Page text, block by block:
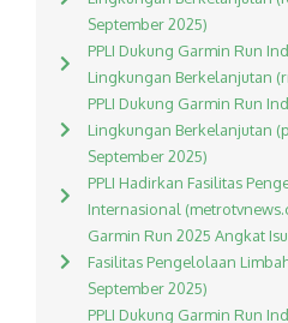
September 2025)
PPLI Dukung Garmin Run
Lingkungan Berkelanjutan
PPLI Dukung Garmin Run
Lingkungan Berkelanjutan
September 2025)
PPLI Hadirkan Fasilitas
Internasional
Garmin Run 2025 Angkat
Fasilitas Pengelolaan
September 2025)
PPLI Dukung Garmin Run